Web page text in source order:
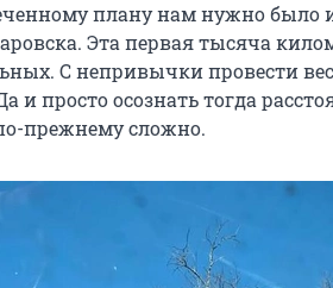
плану нам нужно было
Эта первая тысяча
С непривычки провести
просто осознать тогда
прежнему сложно.